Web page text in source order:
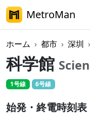
MetroMan
ホーム 都市 深圳
科学館
1号線 6号線
始発・終電時刻表